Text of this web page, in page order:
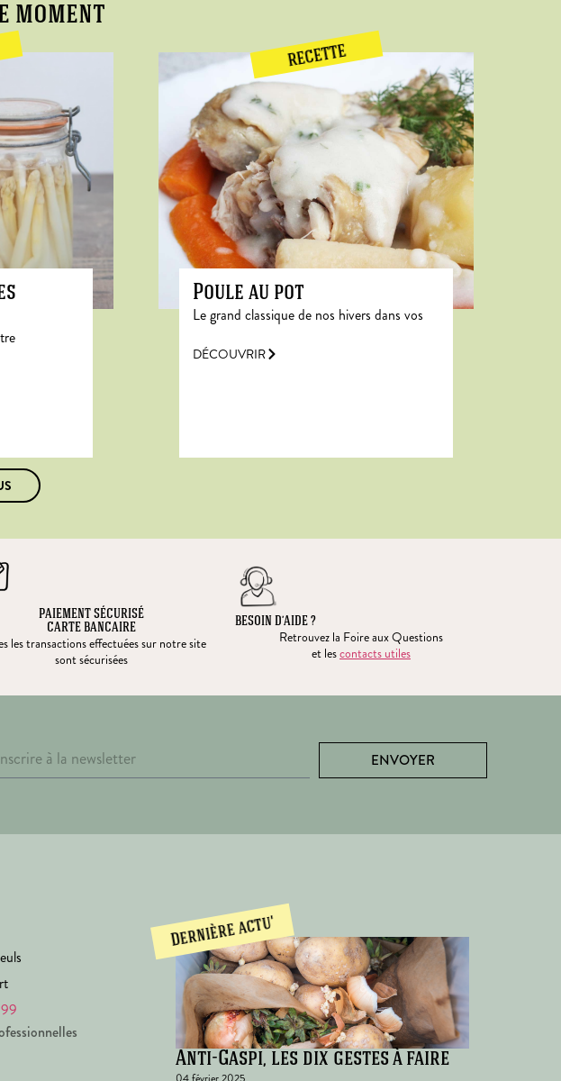
moment
RECETTE
Poule au pot
Le grand classique de nos hivers dans vos
DÉCOUVRIR
PAIEMENT SÉCURISÉ
CARTE BANCAIRE
les transactions effectuées sur notre site
sont sécurisées
BESOIN D’AIDE ?
Retrouvez la Foire aux Questions
et lescontacts utiles
ENVOYER
Anti-Gaspi, les dix gestes à faire
Dernière actu'